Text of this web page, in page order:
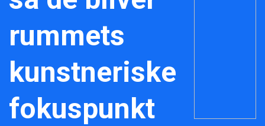
rummets
kunstneriske
fokuspunkt